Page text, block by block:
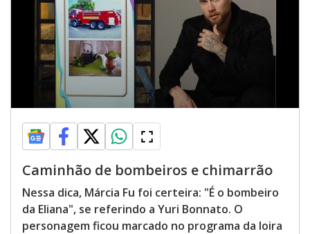
Caminhão de bombeiros e chimarrão
Nessa dica, Márcia Fu foi certeira: "É o bombeiro
da Eliana", se referindo a Yuri Bonnato. O
personagem ficou marcado no programa da loira